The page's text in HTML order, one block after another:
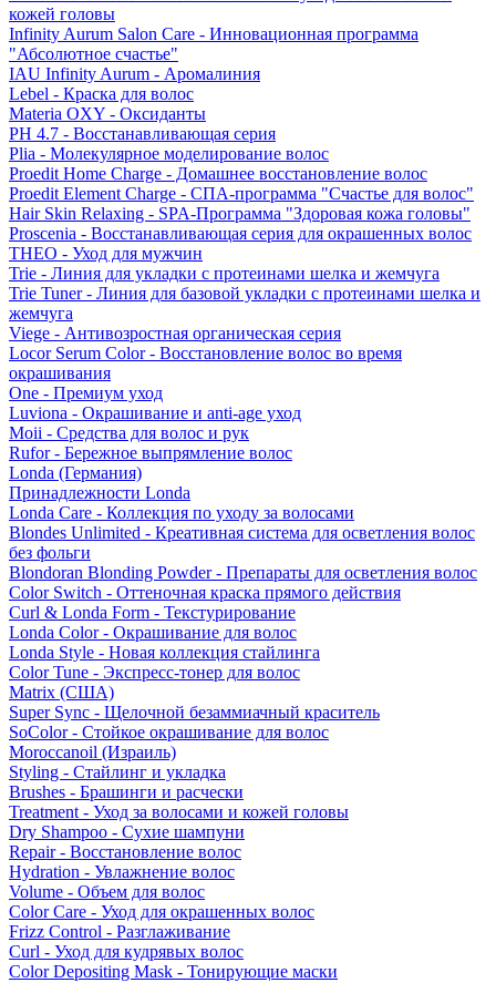
кожей головы
Infinity Aurum Salon Care - Инновационная программа
"Абсолютное счастье"
IAU Infinity Aurum - Аромалиния
Lebel - Краска для волос
Materia OXY - Оксиданты
PH 4.7 - Восстанавливающая серия
Plia - Молекулярное моделирование волос
Proedit Home Charge - Домашнее восстановление волос
Proedit Element Charge - СПА-программа "Счастье для волос"
Hair Skin Relaxing - SPA-Программа "Здоровая кожа головы"
Proscenia - Восстанавливающая серия для окрашенных волос
THEO - Уход для мужчин
Trie - Линия для укладки с протеинами шелка и жемчуга
Trie Tuner - Линия для базовой укладки с протеинами шелка и
жемчуга
Viege - Антивозростная органическая серия
Locor Serum Color - Восстановление волос во время
окрашивания
One - Премиум уход
Luviona - Окрашивание и anti-age уход
Moii - Средства для волос и рук
Rufor - Бережное выпрямление волос
Londa (Германия)
Принадлежности Londa
Londa Care - Коллекция по уходу за волосами
Blondes Unlimited - Креативная система для осветления волос
без фольги
Blondoran Blonding Powder - Препараты для осветления волос
Color Switch - Оттеночная краска прямого действия
Curl & Londa Form - Текстурирование
Londa Color - Окрашивание для волос
Londa Style - Новая коллекция стайлинга
Color Tune - Экспресс-тонер для волос
Matrix (США)
Super Sync - Щелочной безаммиачный краситель
SoColor - Стойкое окрашивание для волос
Moroccanoil (Израиль)
Styling - Стайлинг и укладка
Brushes - Брашинги и расчески
Treatment - Уход за волосами и кожей головы
Dry Shampoo - Сухие шампуни
Repair - Восстановление волос
Hydration - Увлажнение волос
Volume - Объем для волос
Color Care - Уход для окрашенных волос
Frizz Control - Разглаживание
Curl - Уход для кудрявых волос
Color Depositing Mask - Тонирующие маски